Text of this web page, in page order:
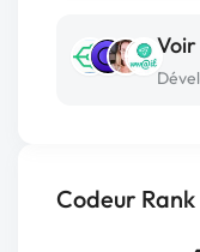
Codeur Rank
Voir